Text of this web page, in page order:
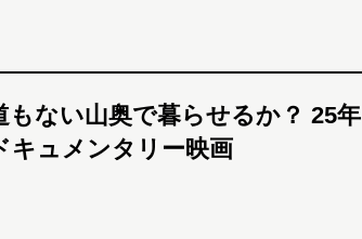
もない山奥で暮らせるか？ 25年
キュメンタリー映画